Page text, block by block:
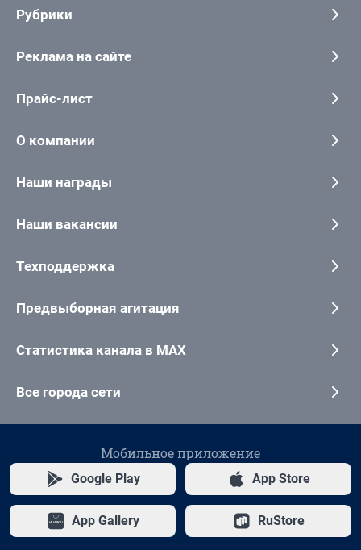
Рубрики
Реклама на сайте
Прайс-лист
О компании
Наши награды
Наши вакансии
Техподдержка
Предвыборная агитация
Статистика канала в MAX
Все города сети
Мобильное приложение
Google Play App Store
App Gallery RuStore